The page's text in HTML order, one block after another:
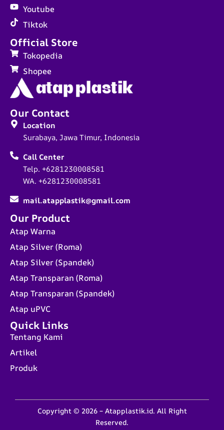
Quick Links
Tentang Kami
Artikel
Produk
Our Product
Atap Warna
Atap Silver (Roma)
Atap Silver (Spandek)
Atap Transparan (Roma)
Atap Transparan (Spandek)
Atap uPVC
Our Contact
Location
Surabaya, Jawa Timur, Indonesia
Call Center
Telp. +6281230008581
WA. +6281230008581
mail.atapplastik@gmail.com
Official Store
Tokopedia
Shopee
Youtube
Tiktok
Copyright © 2026 – Atapplastik.id. All Right
Reserved.